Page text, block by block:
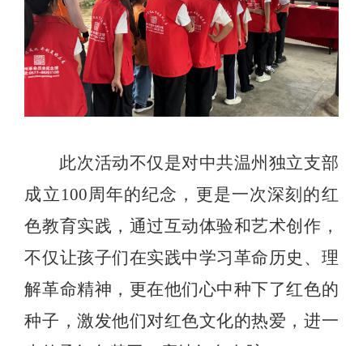
此次活动不仅是对中共温州独立支部
成立 100周年的纪念，更是一次深刻的红
色教育实践，通过互动体验和艺术创作，
不仅让孩子们在实践中学习革命历史、理
解革命精神，更在他们心中种下了红色的
种子，激发他们对红色文化的热爱，进一